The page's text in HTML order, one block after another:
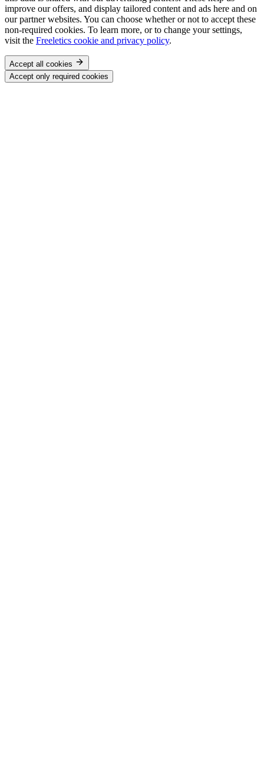
improve our offers, and display tailored content and ads here and on
our partner websites. You can choose whether or not to accept these
non-required cookies. To learn more, or to change your settings,
visit the Freeletics cookie and privacy policy.
Accept all cookies
Accept only required cookies